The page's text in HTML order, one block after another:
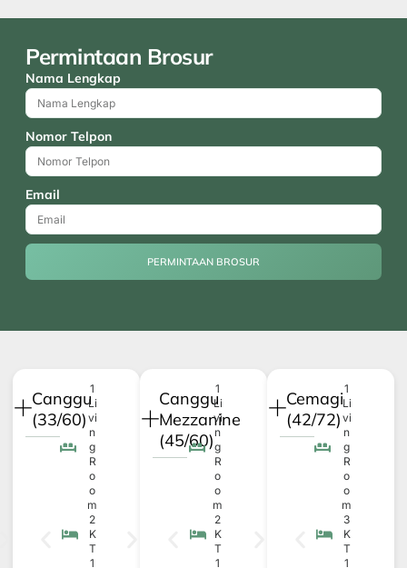
Permintaan Brosur
Nama Lengkap
Nomor Telpon
Email
PERMINTAAN BROSUR
Canggu
(33/60)
1
Li
vi
n
g
R
o
o
m
2
K
T
1
Canggu
Mezzanine
(45/60)
1
Li
vi
n
g
R
o
o
m
2
K
T
1
Cemagi
(42/72)
1
Li
vi
n
g
R
o
o
m
3
K
T
1